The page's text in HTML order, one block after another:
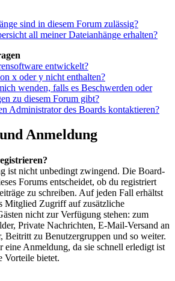
sind in diesem Forum zulässig?
all meiner Dateianhänge erhalten?
entwickelt?
x oder y nicht enthalten?
wenden, falls es Beschwerden oder
zu diesem Forum gibt?
Administrator des Boards kontaktieren?
Anmeldung
ist nicht unbedingt zwingend. Die Board-
Forums entscheidet, ob du registriert
zu schreiben. Auf jeden Fall erhältst
Mitglied Zugriff auf zusätzliche
nicht zur Verfügung stehen: zum
Private Nachrichten, E-Mail-Versand an
Beitritt zu Benutzergruppen und so weiter.
eine Anmeldung, da sie schnell erledigt ist
Vorteile bietet.